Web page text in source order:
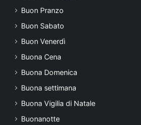
Buon Pranzo
Buon Sabato
Buon Venerdì
Buona Cena
Buona Domenica
Buona settimana
Buona Vigilia di Natale
Buonanotte